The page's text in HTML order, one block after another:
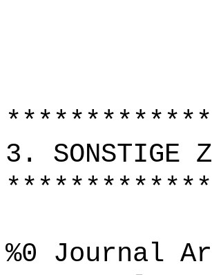
3. SONSTIGE
%0 Journal